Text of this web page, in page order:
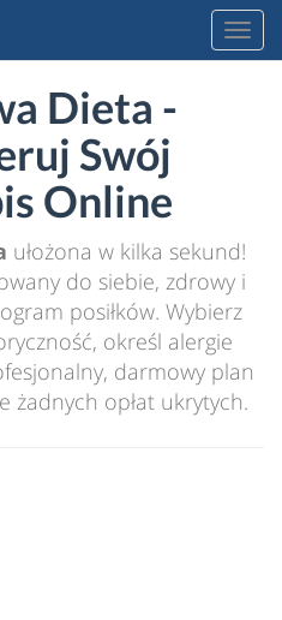
Dieta -
Swój
Online
ułożona w kilka sekund!
do siebie, zdrowy i
posiłków. Wybierz
określ alergie
darmowy plan
żadnych opłat ukrytych.